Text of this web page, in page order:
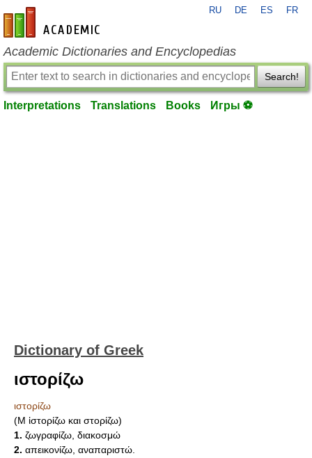
en-academic.com
RU DE ES FR
Academic Dictionaries and Encyclopedias
Search!
Interpretations Translations Books Игры ⚽
Dictionary of Greek
ιστορίζω
ιστορίζω
(Μ ἱστορίζω και στορίζω)
1. ζωγραφίζω, διακοσμώ
2. απεικονίζω, αναπαριστώ.